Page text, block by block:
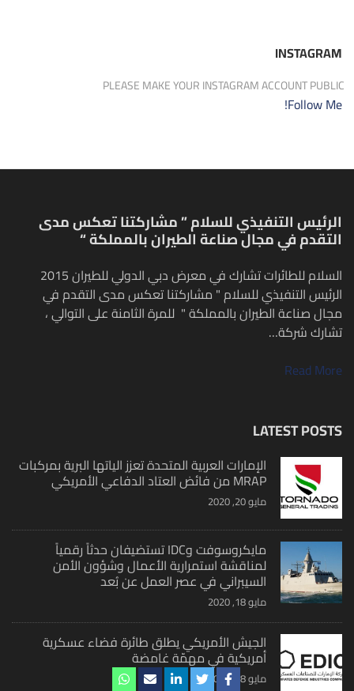
INSTAGRAM
PLEASE MAKE YOUR INSTAGRAM ACCOUNT PUBLIC
Follow Me!
الرئيس التنفيذي للسلام ” مشاركتنا تعكس مدى
التقدم في مجال صناعة الطيران بالمملكة “
السلام للطائرات تشارك في معرض دبي الدولي للطيران 2015
الرئيس التنفيذي للسلام " مشاركتنا تعكس مدى التقدم في
مجال صناعة الطيران بالمملكة " للمرة الثامنة على التوالي ،
تشارك شركة…
Read More
LATEST POSTS
الإمارات العربية المتحدة تعزز الياتها البرية بمركبات
MRAP من فائض العتاد الدفاعي الأمريكي
مايو 20, 2020
مايكروسوفت وIDC تستضيفان حدثاً رقمياً
لمناقشة استمرارية الأعمال وشؤون الأمن
السيبراني في عصر العمل عن بُعد
مايو 18, 2020
الجيش الأمريكي يطلق طائرة فضاء عسكرية
أمريكية في مهمّة غامضة
مايو 18, 2020